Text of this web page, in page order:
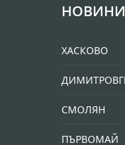
НОВИНИ
ХАСКОВО
СМОЛЯН
ПЪРВОМАЙ